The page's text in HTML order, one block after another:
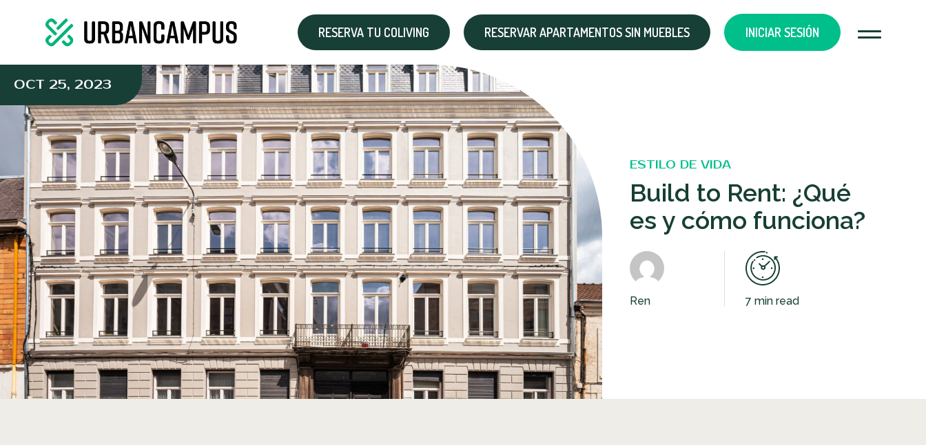
RESERVA TU COLIVING RESERVAR APARTAMENTOS SIN MUEBLES INICIAR SESIÓN
OCT 25, 2023
ESTILO DE VIDA
Build to Rent: ¿Qué
es y cómo funciona?
Ren 7 min read